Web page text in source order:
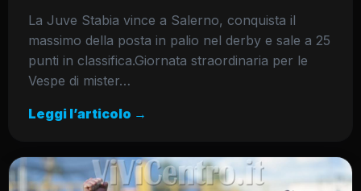
La Juve Stabia vince a Salerno, conquista il
massimo della posta in palio nel derby e sale a 25
punti in classifica.Giornata straordinaria per le
Vespe di mister…
Leggi l’articolo →